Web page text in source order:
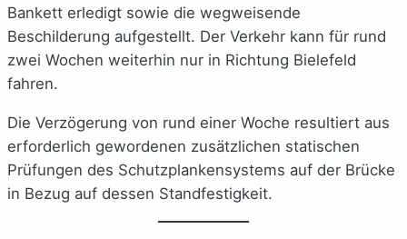
Bankett erledigt sowie die wegweisende
Beschilderung aufgestellt. Der Verkehr kann für rund
zwei Wochen weiterhin nur in Richtung Bielefeld
fahren.
Die Verzögerung von rund einer Woche resultiert aus
erforderlich gewordenen zusätzlichen statischen
Prüfungen des Schutzplankensystems auf der Brücke
in Bezug auf dessen Standfestigkeit.